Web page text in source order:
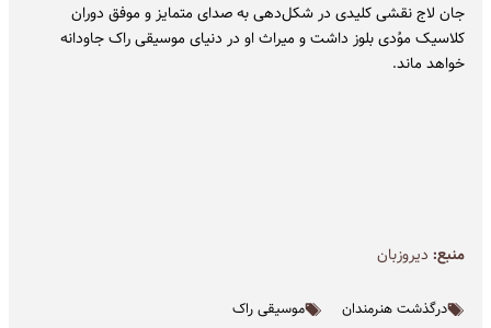
جان لاج نقشی کلیدی در شکل‌دهی به صدای متمایز و موفق دوران
کلاسیک موُدی بلوز داشت و میراث او در دنیای موسیقی راک جاودانه
خواهد ماند.
منبع: دیروزبان
درگذشت هنرمندان موسیقی راک